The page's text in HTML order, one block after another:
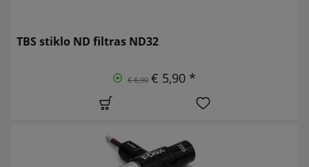
TBS stiklo ND filtras ND32
€ 6,90 € 5,90 *